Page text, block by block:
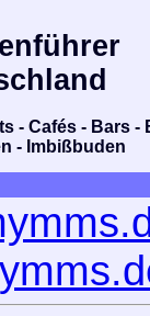
- Cafés - Bars -
- Imbißbuden